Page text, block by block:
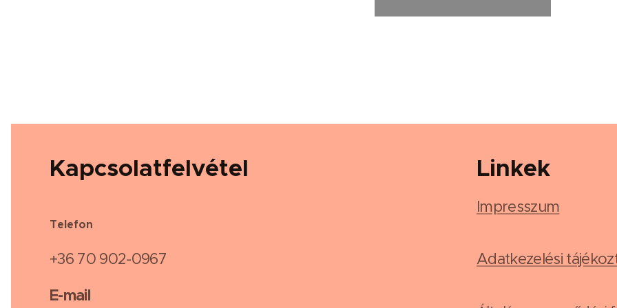
Kapcsolatfelvétel
Telefon
+36 70 902-0967
E-mail
Linkek
Impresszum
Adatkezelési